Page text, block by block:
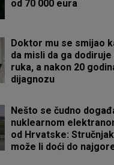
od 70 000 eura
Doktor mu se smijao
da misli da ga
ruka, a nakon 20
dijagnozu
Nešto se čudno
nuklearnom
od Hrvatske:
može li doći do